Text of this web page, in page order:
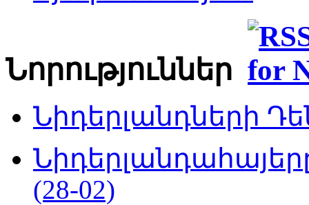
Նորություններ
Նիդերլանդների
(28-02)